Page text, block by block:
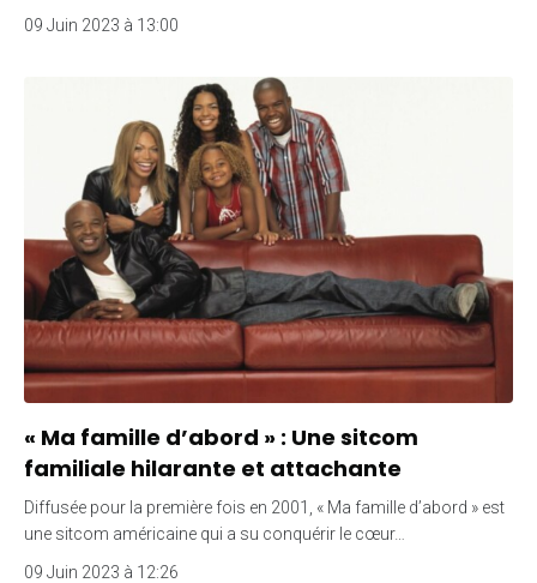
09 Juin 2023 à 13:00
« Ma famille d’abord » : Une sitcom
familiale hilarante et attachante
Diffusée pour la première fois en 2001, « Ma famille d’abord » est
une sitcom américaine qui a su conquérir le cœur…
09 Juin 2023 à 12:26